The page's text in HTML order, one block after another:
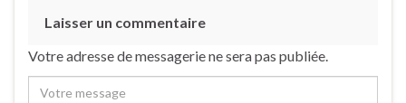
Laisser un commentaire
Votre adresse de messagerie ne sera pas publiée.